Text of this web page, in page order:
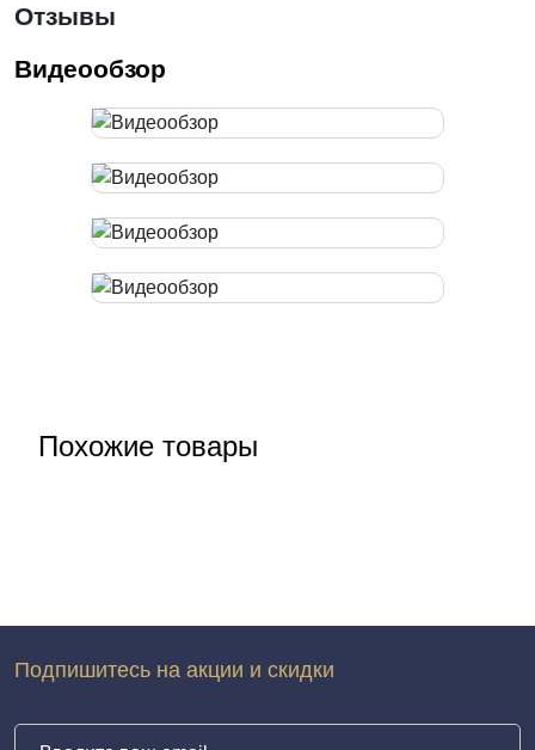
Отзывы
Видеообзор
Похожие товары
Подпишитесь на акции и скидки